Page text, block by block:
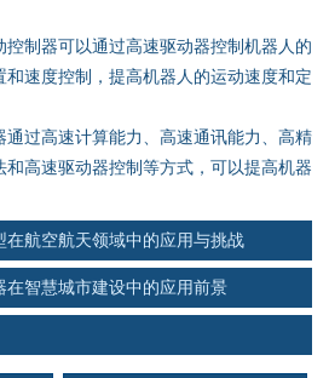
资质荣誉
联系电话
s
制器可以通过高速驱动器控制机器人的
速度控制，提高机器人的运动速度和定
过高速计算能力、高速通讯能力、高精
和高速驱动器控制等方式，可以提高机器
在航空航天领域中的应用与挑战
在智慧城市建设中的应用前景